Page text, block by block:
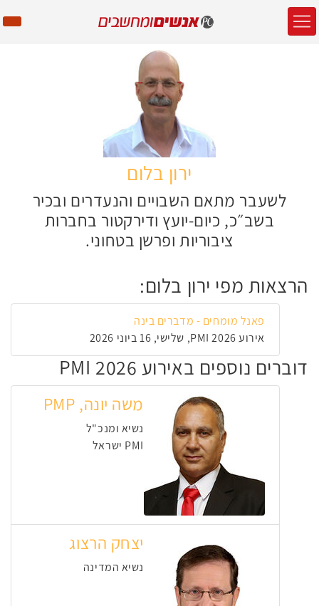
ירון בלום
לשעבר מתאם השבויים והנעדרים ובכיר
בשב״כ, כיום-יועץ ודירקטור בחברות
ציבוריות ופרשן בטחוני.
הרצאות מפי ירון בלום:
פאנל מומחים - מדברים בינה
אירוע PMI 2026, שלישי, 16 ביוני 2026
דוברים נוספים באירוע PMI 2026
משה יונה, PMP
נשיא ומנכ"ל
PMI ישראל
יצחק הרצוג
נשיא המדינה